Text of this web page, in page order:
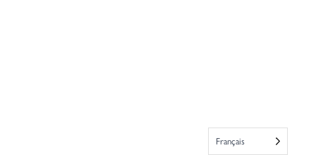
Français